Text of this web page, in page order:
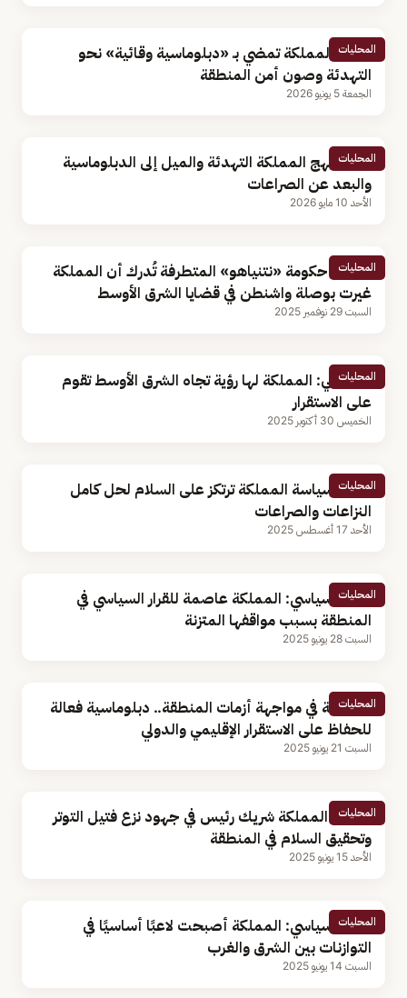
المحليات
كاتب: المملكة تمضي بـ «دبلوماسية وقائية» نحو
التهدئة وصون أمن المنطقة
الجمعة 5 يونيو 2026
المحليات
كاتب: نهج المملكة التهدئة والميل إلى الدبلوماسية
والبعد عن الصراعات
الأحد 10 مايو 2026
المحليات
باحث: حكومة «نتنياهو» المتطرفة تُدرك أن المملكة
غيرت بوصلة واشنطن في قضايا الشرق الأوسط
السبت 29 نوفمبر 2025
المحليات
أكاديمي: المملكة لها رؤية تجاه الشرق الأوسط تقوم
على الاستقرار
الخميس 30 أكتوبر 2025
المحليات
كاتب: سياسة المملكة ترتكز على السلام لحل كامل
النزاعات والصراعات
الأحد 17 أغسطس 2025
المحليات
محلل سياسي: المملكة عاصمة للقرار السياسي في
المنطقة بسبب مواقفها المتزنة
السبت 28 يونيو 2025
المحليات
المملكة في مواجهة أزمات المنطقة.. دبلوماسية فعالة
للحفاظ على الاستقرار الإقليمي والدولي
السبت 21 يونيو 2025
المحليات
باحث: المملكة شريك رئيس في جهود نزع فتيل التوتر
وتحقيق السلام في المنطقة
الأحد 15 يونيو 2025
المحليات
باحث سياسي: المملكة أصبحت لاعبًا أساسيًا في
التوازنات بين الشرق والغرب
السبت 14 يونيو 2025